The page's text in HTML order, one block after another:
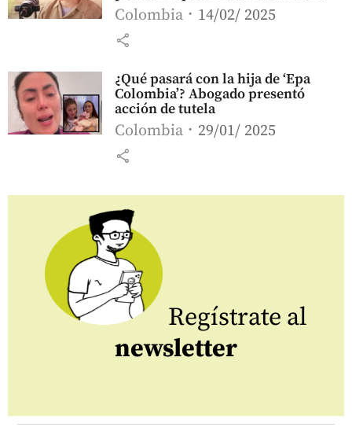
Colombia 14/02/ 2025
share
¿Qué pasará con la hija de ‘Epa
Colombia’? Abogado presentó
acción de tutela
Colombia 29/01/ 2025
share
Regístrate al
newsletter